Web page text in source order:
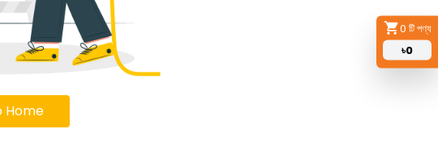
0 টি পণ্য
৳0
Home